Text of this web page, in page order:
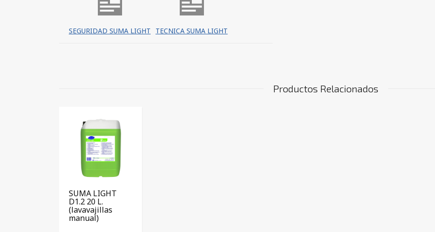
SEGURIDAD SUMA LIGHT TECNICA SUMA LIGHT
Productos Relacionados
SUMA LIGHT
D1.2 20 L.
(lavavajillas
manual)